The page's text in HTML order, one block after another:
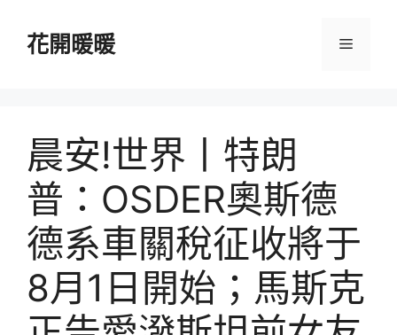
花開暖暖 選
晨安!世界丨特朗
普：OSDER奧斯德
德系車關稅征收將于
8月1日開始；馬斯克